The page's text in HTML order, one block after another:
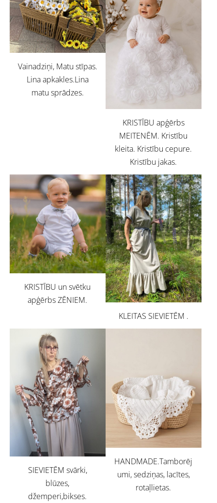
Vainadziņi, Matu stīpas.
Lina apkakles.Lina
matu sprādzes.
KRISTĪBU apģērbs
MEITENĒM. Kristību
kleita. Kristību cepure.
Kristību jakas.
KRISTĪBU un svētku
apģērbs ZĒNIEM.
KLEITAS SIEVIETĒM .
SIEVIETĒM svārki,
blūzes,
džemperi,bikses.
HANDMADE.Tamborēj
umi, sedziņas, lacītes,
rotaļlietas.